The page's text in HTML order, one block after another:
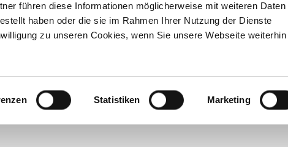
führen diese Informationen möglicherweise mit weiteren Daten
haben oder die sie im Rahmen Ihrer Nutzung der Dienste
zu unseren Cookies, wenn Sie unsere Webseite weiterhin
Statistiken Marketing